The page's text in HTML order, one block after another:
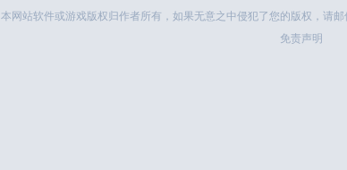
本网站软件或游戏版权归作者所有，如果无意之中侵犯了您的版权，请
免责声明